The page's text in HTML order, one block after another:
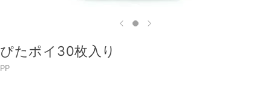
ぴたポイ30枚入り
PP